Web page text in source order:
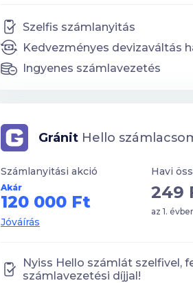
Szelfis számlanyitás
Kedvezményes devizaváltás
Ingyenes számlavezetés
Gránit Hello
Számlanyitási akció
Akár
120 000 Ft
Jóváírás
Havi
249
az 1.
Nyiss Hello számlát szelfivel,
számlavezetési díjjal!